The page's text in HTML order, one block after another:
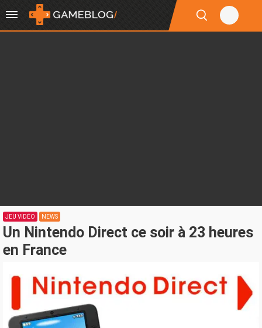
JEU VIDÉO NEWS
Un Nintendo Direct ce soir à 23 heures
en France